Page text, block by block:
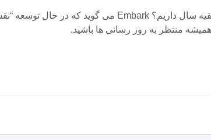
منتظر به روز رسانی ها باشید.